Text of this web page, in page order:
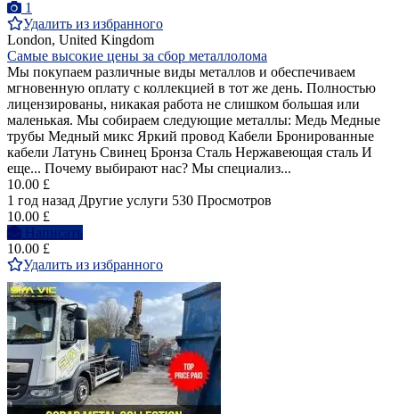
1
Удалить из избранного
London, United Kingdom
Самые высокие цены за сбор металлолома
Мы покупаем различные виды металлов и обеспечиваем
мгновенную оплату с коллекцией в тот же день. Полностью
лицензированы, никакая работа не слишком большая или
маленькая. Мы собираем следующие металлы: Медь Медные
трубы Медный микс Яркий провод Кабели Бронированные
кабели Латунь Свинец Бронза Сталь Нержавеющая сталь И
еще... Почему выбирают нас? Мы специализ...
10.00 £
1 год назад Другие услуги 530 Просмотров
10.00 £
Написать
10.00 £
Удалить из избранного